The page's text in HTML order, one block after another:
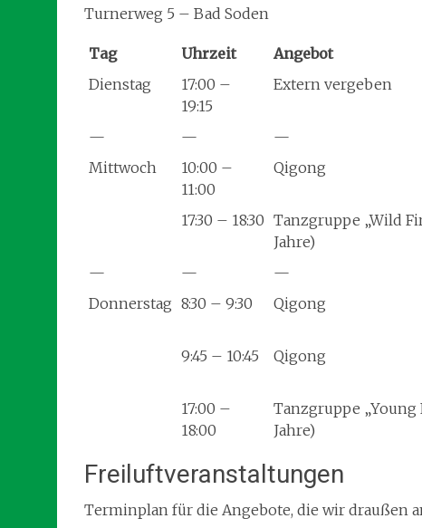
Turnerweg 5 – Bad Soden
Tag Uhrzeit Angebot
Dienstag
17:00 –
19:15
Extern vergeben
— — —
Mittwoch
10:00 –
11:00
Qigong
17:30 – 18:30 Tanzgruppe „Wild
Jahre)
— — —
Donnerstag 8:30 – 9:30 Qigong
9:45 – 10:45 Qigong
17:00 –
18:00
Tanzgruppe „Young
Jahre)
Freiluftveranstaltungen
Terminplan für die Angebote, die wir draußen